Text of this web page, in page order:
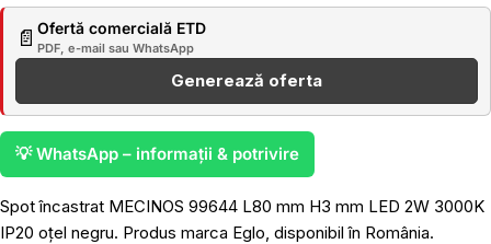
📄 Ofertă comercială ETD
PDF, e-mail sau WhatsApp
Generează oferta
💡 WhatsApp – informații & potrivire
Spot încastrat MECINOS 99644 L80 mm H3 mm LED 2W 3000K
IP20 oțel negru. Produs marca Eglo, disponibil în România.